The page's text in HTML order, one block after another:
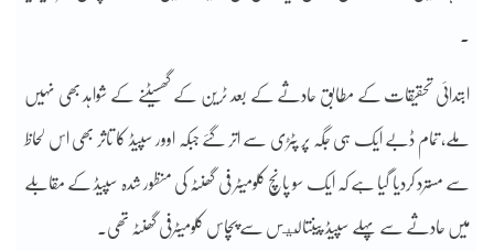
ابتدائی تحقیقات کے مطابق حادثے کے بعد ٹرین کے گھسیٹنے کے شواہد بھی نہیں
ملے، تمام ڈبے ایک ہی جگہ پر پٹڑی سے اتر گئے جبکہ اوور سپیڈ کا تاثر بھی اس لحاظ
سے مسترد کردیا گیا ہے کہ ایک سو پانچ کلومیٹر فی گھنٹہ کی منظور شدہ سپیڈ کے مقابلے
میں حادثے سے پہلے سپیڈ پینتاليس سے پچاس کلومیٹرفی گھنٹہ تھی۔